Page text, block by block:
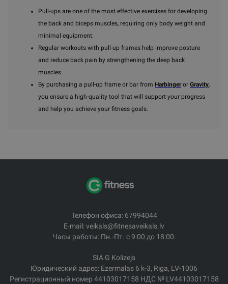
Pull-ups are one of the most effective exercises for developing
the back and biceps muscles, requiring only body weight and
minimal equipment.
Regular workouts with pull-up frames help improve posture
and reduce back pain by strengthening the deep back
muscles.
By purchasing a pull-up frame or bar from Harbingeror Gravity,
you ensure a high-quality tool that will support your progress
and help you achieve your fitness goals.
Телефон офиса: 67994044
E-mail: veikals@fitnesaveikals.lv
Часы работы: Пн.-Пт. с 9:00 до 18:00.
SIA G Kolizejs
Юридический адрес: Ezermalas 6 k-3, Riga, LV-1006
Регистрационный номер 44103017158 НДС № LV44103017158